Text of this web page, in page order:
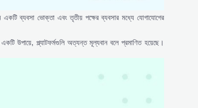
একটি ব্যবসা ভোক্তা এবং তৃতীয় পক্ষের ব্যবসার মধ্যে যোগাযোগের
একটি উপায়ে, প্ল্যাটফর্মগুলি অত্যন্ত মূল্যবান বলে প্রমাণিত হয়েছে।